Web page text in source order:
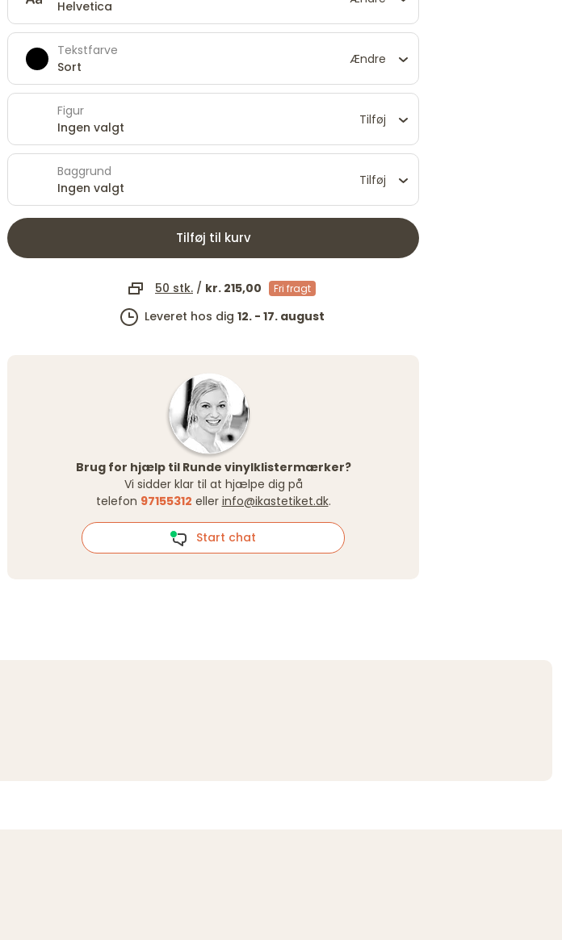
Helvetica
Tekstfarve
Sort
Ændre
Figur
Ingen valgt
Tilføj
Baggrund
Ingen valgt
Tilføj
Tilføj til kurv
50 stk. / kr. 215,00 Fri fragt
Leveret hos dig 12. - 17. august
Brug for hjælp til Runde vinylklistermærker?
Vi sidder klar til at hjælpe dig på
telefon 97155312 eller info@ikastetiket.dk.
Start chat